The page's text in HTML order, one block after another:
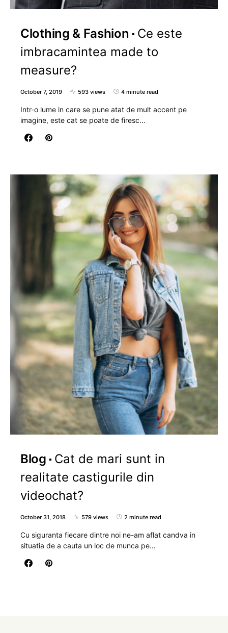
Clothing & Fashion
Ce este
imbracamintea made to
measure?
October 7, 2019 593 views 4 minute read
Intr-o lume in care se pune atat de mult accent pe
imagine, este cat se poate de firesc…
Blog
Cat de mari sunt in
realitate castigurile din
videochat?
October 31, 2018 579 views 2 minute read
Cu siguranta fiecare dintre noi ne-am aflat candva in
situatia de a cauta un loc de munca pe…